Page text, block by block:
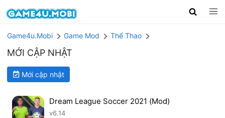
Game4u.Mobi Game Mod Thể Thao
MỚI CẬP NHẬT
Mới cập nhật
Dream League Soccer 2021 (Mod)
v6.14